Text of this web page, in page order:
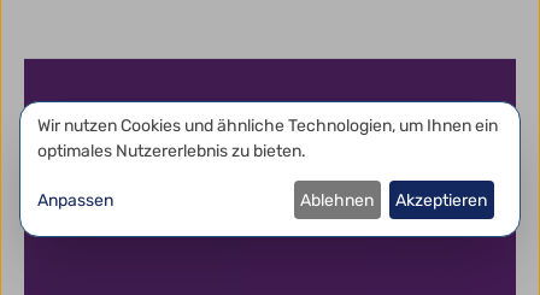
Datenschutzeinstellungen
Wir nutzen Cookies und ähnliche Technologien, um Ihnen ein
optimales Nutzererlebnis zu bieten.
Anpassen Ablehnen Akzeptieren